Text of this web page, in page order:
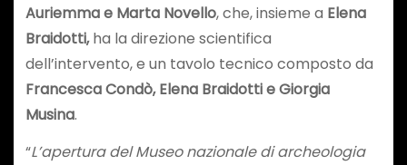
Auriemma e Marta Novello, che, insieme a Elena
Braidotti,ha la direzione scientifica
dell’intervento, e un tavolo tecnico composto da
Francesca Condò, Elena Braidotti e Giorgia
Musina.
“L’apertura del Museo nazionale di archeologia